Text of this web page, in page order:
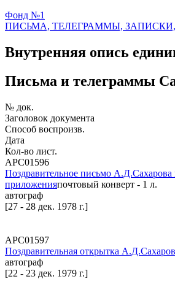
Фонд №1
ПИСЬМА, ТЕЛЕГРАММЫ,
Внутренняя опись
Письма и телеграммы
№ док.
Заголовок документа
Способ воспроизв.
Дата
Кол-во лист.
АРС01596
Поздравительное письмо
приложенияпочтовый конверт - 1 л.
автограф
[27 - 28 дек. 1978 г.]
АРС01597
Поздравительная открытка
автограф
[22 - 23 дек. 1979 г.]